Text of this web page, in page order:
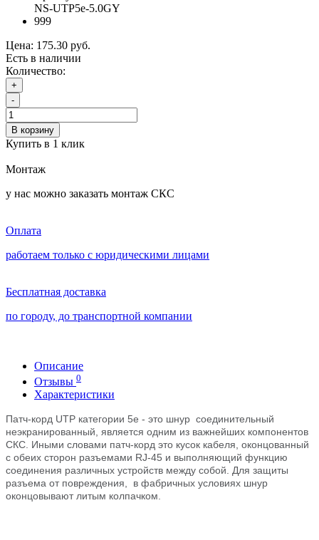
NS-UTP5e-5.0GY
999
Цена: 175.30 руб.
Есть в наличии
Количество:
+
-
В корзину
Купить в 1 клик
Монтаж
у нас можно заказать монтаж СКС
Оплата
работаем только с юридическими лицами
Бесплатная доставка
по городу, до транспортной компании
Описание
Отзывы 0
Характеристики
Патч-корд UTP категории 5e - это шнур соединительный
неэкранированный , является одним из важнейших компонентов
СКС. Иными словами патч-корд это кусок кабеля, оконцованный
с обеих сторон разъемами RJ-45 и выполняющий функцию
соединения различных устройств между собой. Для защиты
разъема от повреждения, в фабричных условиях шнур
оконцовывают литым колпачком.